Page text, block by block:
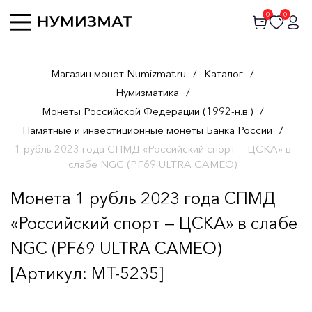
0 0
Магазин монет Numizmat.ru / Каталог /
Нумизматика /
Монеты Российской Федерации (1992-н.в.) /
Памятные и инвестиционные монеты Банка России /
1 рубль 2023 года СПМД «Российский спорт — ЦСКА» в
слабе NGC (PF69 ULTRA CAMEO)
Монета 1 рубль 2023 года СПМД
«Российский спорт — ЦСКА» в слабе
NGC (PF69 ULTRA CAMEO)
[Артикул: MT-5235]